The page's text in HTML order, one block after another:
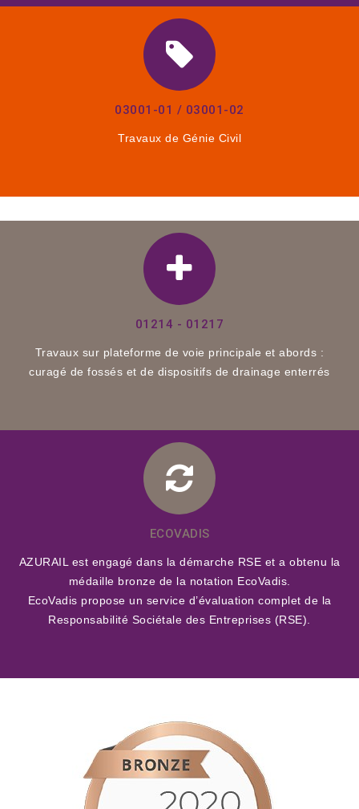
03001-01 / 03001-02
Travaux de Génie Civil
01214 - 01217
Travaux sur plateforme de voie principale et abords :
curagé de fossés et de dispositifs de drainage enterrés
ECOVADIS
AZURAIL est engagé dans la démarche RSE et a obtenu la
médaille bronze de la notation EcoVadis.
EcoVadis propose un service d’évaluation complet de la
Responsabilité Sociétale des Entreprises (RSE).